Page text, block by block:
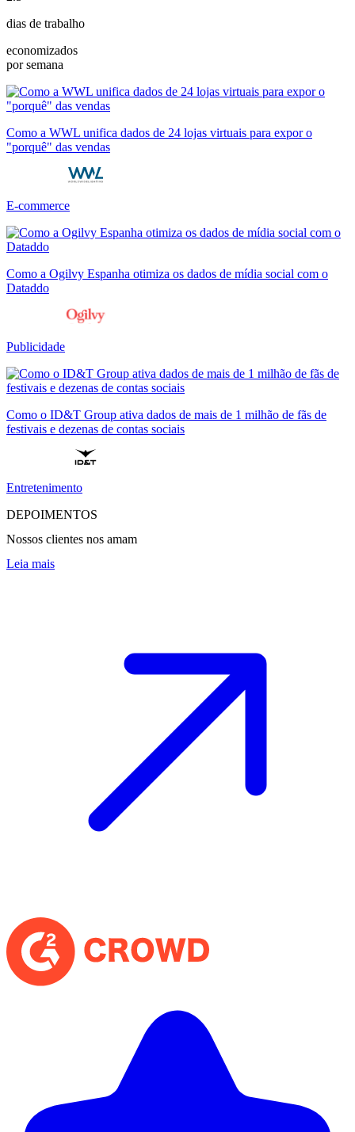
dias de trabalho
economizados
por semana
Como a WWL unifica dados de 24 lojas virtuais para expor o
"porquê" das vendas
E-commerce
Como a Ogilvy Espanha otimiza os dados de mídia social com o
Dataddo
Publicidade
Como o ID&T Group ativa dados de mais de 1 milhão de fãs de
festivais e dezenas de contas sociais
Entretenimento
DEPOIMENTOS
Nossos clientes nos amam
Leia mais